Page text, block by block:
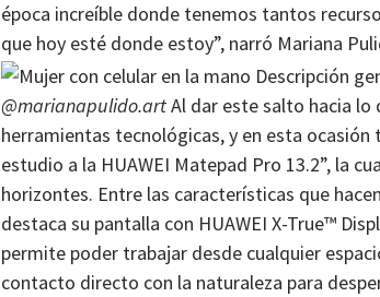
época increíble donde tenemos tantos
que hoy esté donde estoy”, narró Mariana
@marianapulido.artAl dar este salto hacia lo
herramientas tecnológicas, y en esta
estudio a la HUAWEI Matepad Pro 13.2”, la
horizontes. Entre las características que
destaca su pantalla con HUAWEI X-True™
permite poder trabajar desde cualquier
contacto directo con la naturaleza para